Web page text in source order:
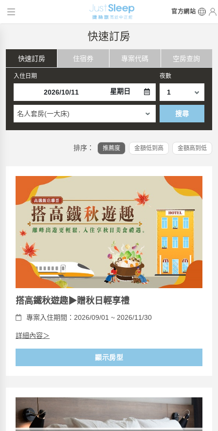
官方網站
快速訂房
快速訂房 住宿券 專案代碼 空房查詢
入住日期
星期日
夜數
名人套房(一大床) 搜尋
排序： 推薦度 金額低到高 金額高到低
搭高鐵秋遊趣▶贈秋日輕享禮
專案入住期間：2026/09/01 ~ 2026/11/30
詳細內容＞
顯示房型